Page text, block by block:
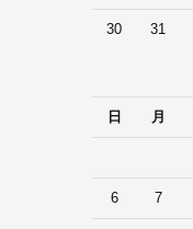
30 31
日
月
6 7